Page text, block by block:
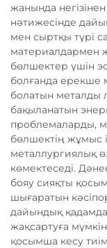
жанында
нәтижесінде
мен сыртқы түрі
материалдармен
бөлшектер үшін
болғанда ерекше
болатын металды
бақыланатын
проблемаларды,
бөлшектің жұмыс
металлургиялық
көмектеседі.
бояу сияқты
шығаратын
дайындық
жақсартуға
қосымша кесу